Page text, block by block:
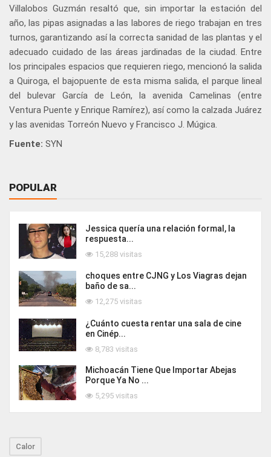
Villalobos Guzmán resaltó que, sin importar la estación del
año, las pipas asignadas a las labores de riego trabajan en tres
turnos, garantizando así la correcta sanidad de las plantas y el
adecuado cuidado de las áreas jardinadas de la ciudad. Entre
los principales espacios que requieren riego, mencionó la salida
a Quiroga, el bajopuente de esta misma salida, el parque lineal
del bulevar García de León, la avenida Camelinas (entre
Ventura Puente y Enrique Ramírez), así como la calzada Juárez
y las avenidas Torreón Nuevo y Francisco J. Múgica.
Fuente: SYN
POPULAR
Jessica quería una relación formal, la
respuesta...
15,288 visitas
choques entre CJNG y Los Viagras dejan
baño de sa...
12,275 visitas
¿Cuánto cuesta rentar una sala de cine
en Cinép...
8,783 visitas
Michoacán Tiene Que Importar Abejas
Porque Ya No ...
5,295 visitas
Calor